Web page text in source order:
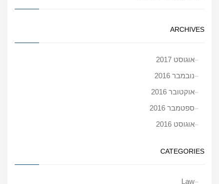
ARCHIVES
אוגוסט 2017
נובמבר 2016
אוקטובר 2016
ספטמבר 2016
אוגוסט 2016
CATEGORIES
Law